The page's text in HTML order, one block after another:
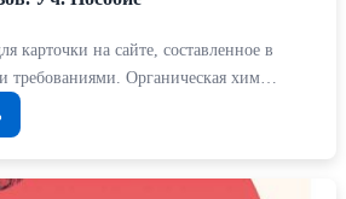
карточки на сайте, составленное в
требованиями. Органическая хим…